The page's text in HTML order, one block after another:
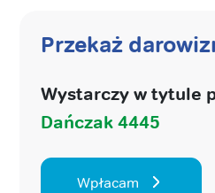
Przekaż
Wystarczy w tytule
Dańczak 4445
Wpłacam